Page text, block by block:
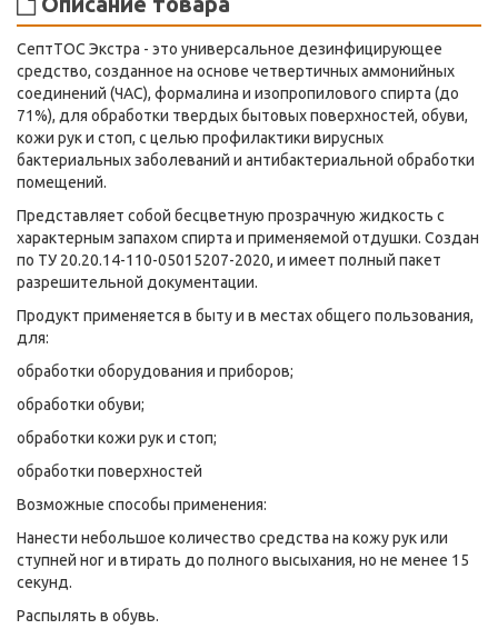
СептТОС Экстра - это универсальное дезинфицирующее
средство, созданное на основе четвертичных аммонийных
соединений (ЧАС), формалина и изопропилового спирта (до
71%), для обработки твердых бытовых поверхностей, обуви,
кожи рук и стоп, с целью профилактики вирусных
бактериальных заболеваний и антибактериальной обработки
помещений.
Представляет собой бесцветную прозрачную жидкость с
характерным запахом спирта и применяемой отдушки. Создан
по ТУ 20.20.14-110-05015207-2020, и имеет полный пакет
разрешительной документации.
Продукт применяется в быту и в местах общего пользования,
для:
обработки оборудования и приборов;
обработки обуви;
обработки кожи рук и стоп;
обработки поверхностей
Возможные способы применения:
Нанести небольшое количество средства на кожу рук или
ступней ног и втирать до полного высыхания, но не менее 15
секунд.
Распылять в обувь.